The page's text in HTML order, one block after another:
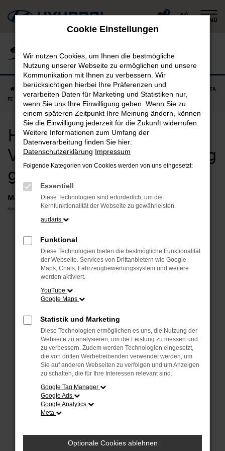
Zum
Hauptinhalt
0
MENÜ
Startseite Ismaning Hyundai Hyundai SANTA FE
Hyundai SANTA
FE Vorführwagen in Ismaning günstig kaufen
Hyundai SANTA FE
Vorführwagen in Ismaning
günstig kaufen
Marken
Hyundai
Fehler: Network Error
Beim Laden ist ein Fehler aufgetreten.
Hier sind ein paar Tipps, die dir helfen können:
Überprüfe deine Firewall und deine
Internetverbindung.
Laden andere Webseiten, zum Beispiel deine
Prüfe deine Browsererweiterungen.
Manche Erweiterungen, wie Werbeblocker, können
das Laden bestimmter Seiten verhindern.
Funktioniert die Seite in einem anderen Browser
oder in einem privaten Fenster?
Starte dein Gerät neu.
Das kann manchmal helfen, vorübergehende
Probleme zu beheben.
Veraltete Software birgt nicht nur ein
Cookie Einstellungen
Wir nutzen Cookies, um Ihnen die bestmögliche
Nutzung unserer Webseite zu ermöglichen und unsere
Kommunikation mit Ihnen zu verbessern. Wir
berücksichtigen hierbei Ihre Präferenzen und
verarbeiten Daten für Marketing und Statistiken nur,
wenn Sie uns Ihre Einwilligung geben. Wenn Sie zu
einem späteren Zeitpunkt Ihre Meinung ändern, können
Sie die Einwilligung jederzeit für die Zukunft widerrufen.
Weitere Informationen zum Umfang der
Datenverarbeitung finden Sie hier:
Datenschutzerklärung Impressum
Folgende Kategorien von Cookies werden von uns eingesetzt:
Essentiell
Diese Technologien sind erforderlich, um die
Kernfunktionalität der Webseite zu gewährleisten.
audaris
Funktional
Diese Technologien bieten die bestmögliche Funktionalität
der Webseite. Services von Drittanbietern wie Google
Maps, Chats, Fahrzeugbewertungssystem und weitere
werden aktiviert.
YouTube
Google Maps
Statistik und Marketing
Diese Technologien ermöglichen es uns, die Nutzung der
Webseite zu analysieren, um die Leistung zu messen und
zu verbessern. Zudem werden Technologien eingesetzt,
die von dritten Werbetreibenden verwendet werden, um
Sie auf anderen Webseiten zu verfolgen und um Anzeigen
zu schalten, die für Ihre Interessen relevant sind.
Google Tag Manager
Google Ads
Google Analytics
Meta
Optionale Cookies ablehnen